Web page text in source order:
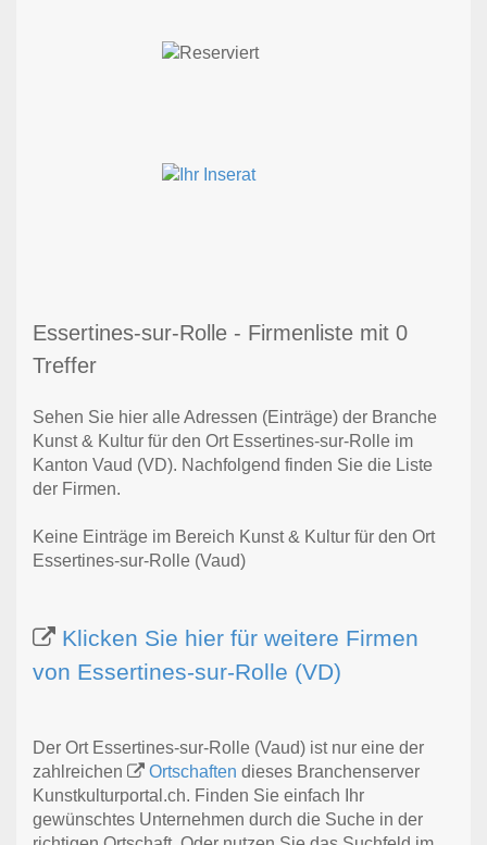
Essertines-sur-Rolle - Firmenliste mit 0
Treffer
Sehen Sie hier alle Adressen (Einträge) der Branche
Kunst & Kultur für den Ort Essertines-sur-Rolle im
Kanton Vaud (VD). Nachfolgend finden Sie die Liste
der Firmen.
Keine Einträge im Bereich Kunst & Kultur für den Ort
Essertines-sur-Rolle (Vaud)
Klicken Sie hier für weitere Firmen
von Essertines-sur-Rolle (VD)
Der Ort Essertines-sur-Rolle (Vaud) ist nur eine der
zahlreichen
Ortschaften dieses Branchenserver
Kunstkulturportal.ch. Finden Sie einfach Ihr
gewünschtes Unternehmen durch die Suche in der